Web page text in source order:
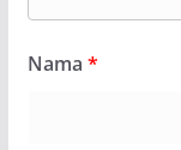
Nama *